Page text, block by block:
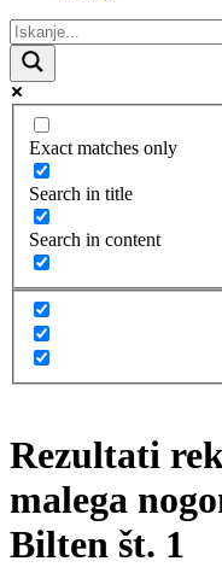
Exact matches only
Search in title
Search in content
Rezultati
malega
Bilten št. 1